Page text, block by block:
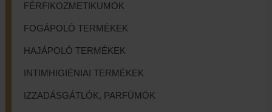
FÉRFIKOZMETIKUMOK
FOGÁPOLÓ TERMÉKEK
HAJÁPOLÓ TERMÉKEK
INTIMHIGIÉNIAI TERMÉKEK
IZZADÁSGÁTLÓK, PARFÜMÖK